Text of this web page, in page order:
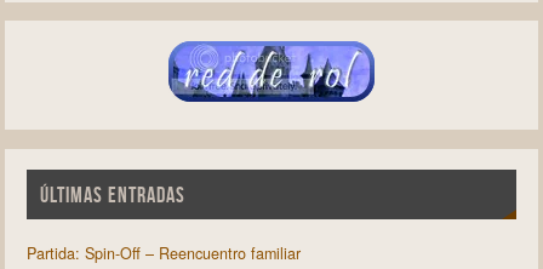
ÚLTIMAS ENTRADAS
Partida: Spin-Off – Reencuentro familiar